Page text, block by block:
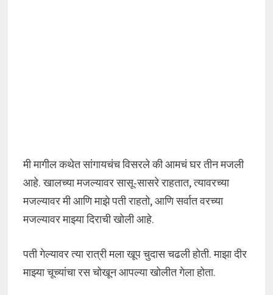
मी मागील कथेत सांगायचंच विसरले की आमचं घर तीन मजली
आहे. खालच्या मजल्यावर सासू-सासरे राहतात, त्यावरच्या
मजल्यावर मी आणि माझे पती राहतो, आणि सर्वात वरच्या
मजल्यावर माझ्या दिराची खोली आहे.
पती गेल्यावर त्या रात्री मला खूप चुदास चढली होती. माझा दीर
माझ्या चूच्यांचा रस चोखून आपल्या खोलीत गेला होता.